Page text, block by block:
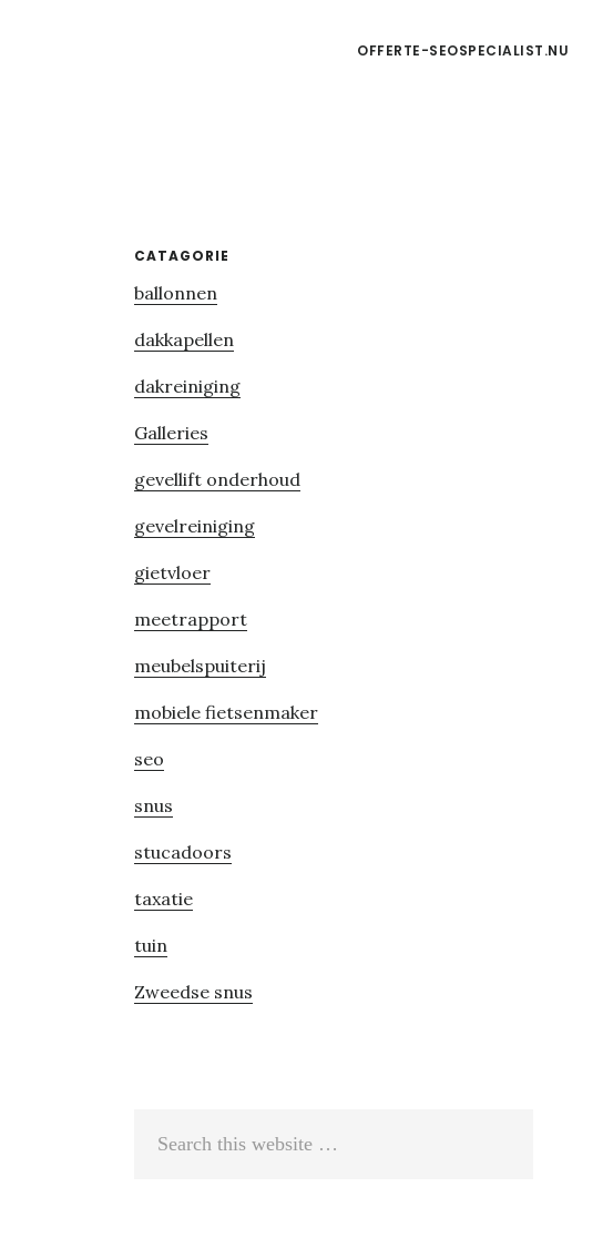
OFFERTE-SEOSPECIALIST.NU
Primary
Sidebar
CATAGORIE
ballonnen
dakkapellen
dakreiniging
Galleries
gevellift onderhoud
gevelreiniging
gietvloer
meetrapport
meubelspuiterij
mobiele fietsenmaker
seo
snus
stucadoors
taxatie
tuin
Zweedse snus